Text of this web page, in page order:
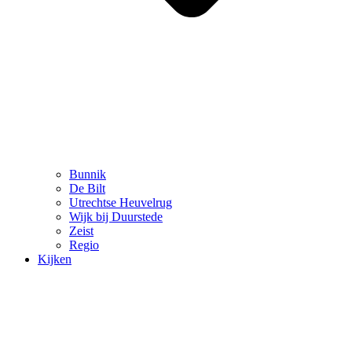
Bunnik
De Bilt
Utrechtse Heuvelrug
Wijk bij Duurstede
Zeist
Regio
Kijken